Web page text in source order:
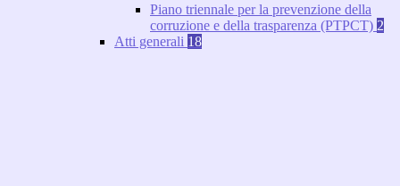
Piano triennale per la prevenzione della
corruzione e della trasparenza (PTPCT) 2
Atti generali 18